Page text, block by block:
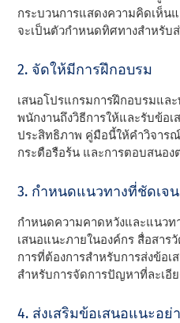
กระบวนการแสดงความคิดเห็น
จะเป็นตัวกําหนดทิศทางสําหรับ
2. จัดให้มีการฝึกอบรม
เสนอโปรแกรมการฝึกอบรมแล
พนักงานถึงวิธีการให้และรับข้อเ
ประสิทธิภาพ คู่มือนี้ให้คําวิจาร
กระตือรือร้น และการตอบสนอง
3. กําหนดแนวทางที่ชัดเจน
กําหนดความคาดหวังและแนวท
เสนอแนะภายในองค์กร สื่อสาร
การที่ต้องการสําหรับการส่งข้อ
สําหรับการจัดการปัญหาที่ละเอี
4. ส่งเสริมข้อเสนอแนะอย่